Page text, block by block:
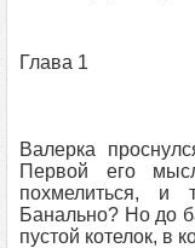
Глава 1
Валерка
Первой его
похмелиться, и
Банально? Но до
пустой котелок, в